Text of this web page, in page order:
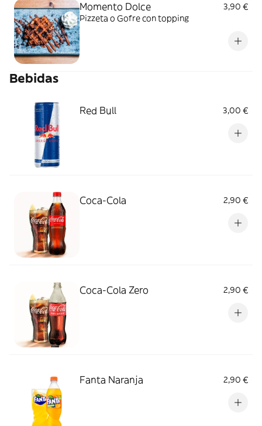
Momento Dolce
3,90 €
Pizzeta o Gofre con topping
Bebidas
Red Bull 3,00 €
Coca-Cola 2,90 €
Coca-Cola Zero 2,90 €
Fanta Naranja 2,90 €